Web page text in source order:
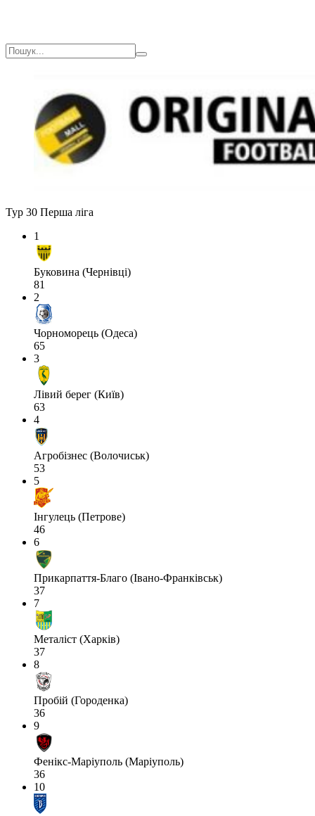
Тур 30 Перша ліга
1
Буковина (Чернівці)
81
2
Чорноморець (Одеса)
65
3
Лівий берег (Київ)
63
4
Агробізнес (Волочиськ)
53
5
Інгулець (Петрове)
46
6
Прикарпаття-Благо (Івано-Франківськ)
37
7
Металіст (Харків)
37
8
Пробій (Городенка)
36
9
Фенікс-Маріуполь (Маріуполь)
36
10